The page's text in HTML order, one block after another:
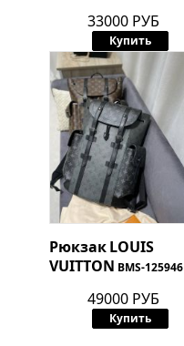
33000 РУБ
Купить
РюкзакLOUIS
VUITTON BMS-125946
49000 РУБ
Купить